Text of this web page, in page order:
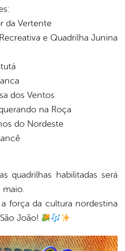
da Vertente
e Quadrilha Junina
dos Ventos
na Roça
do Nordeste
quadrilhas habilitadas será
maio.
força da cultura nordestina
João!